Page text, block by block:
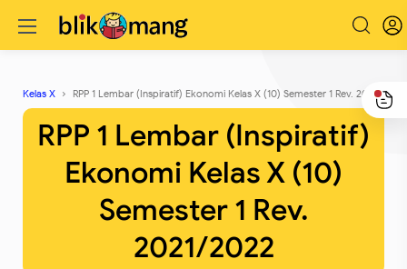
Kelas X RPP 1 Lembar (Inspiratif) Ekonomi Kelas X (10) Semester 1 Rev. 2021/2022
RPP 1 Lembar (Inspiratif)
Ekonomi Kelas X (10)
Semester 1 Rev.
2021/2022